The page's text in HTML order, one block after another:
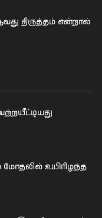
திருத்தம் என்றால்
உயிரிழந்த